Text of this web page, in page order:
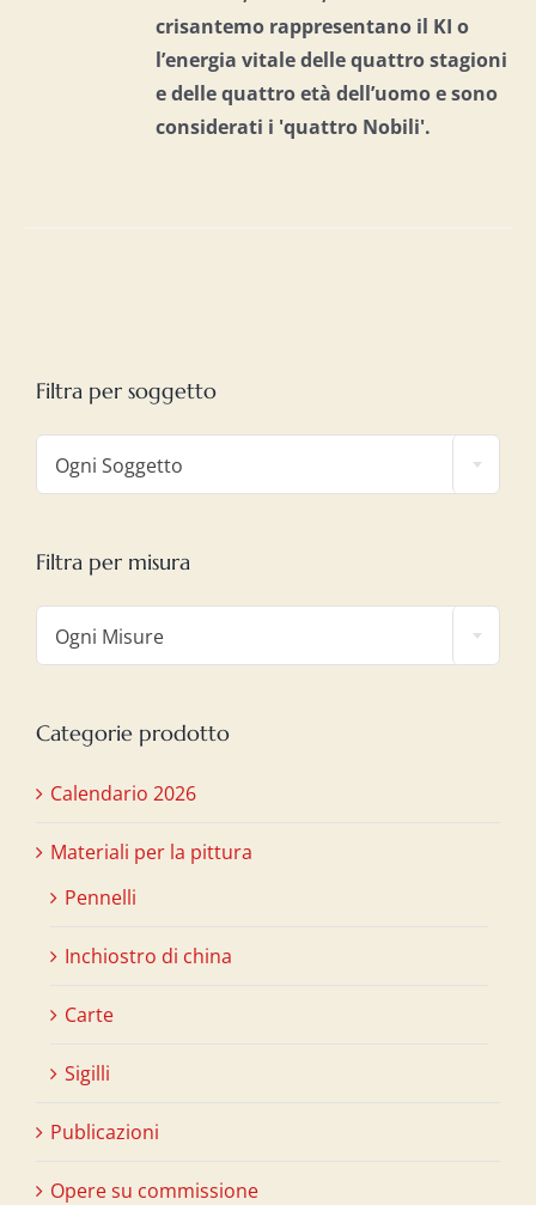
crisantemo rappresentano il KI o
l’energia vitale delle quattro stagioni
e delle quattro età dell’uomo esono
considerati i 'quattro Nobili'.
Filtra per soggetto
Ogni Soggetto
Filtra per misura
Ogni Misure
Categorie prodotto
Calendario 2026
Materiali per la pittura
Pennelli
Inchiostro di china
Carte
Sigilli
Publicazioni
Opere su commissione